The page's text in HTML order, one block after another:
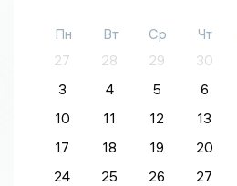
Пн Вт Ср Чт
27
28 29 30
3
4 5 6
10
11 12 13
17
18 19 20
24
25 26 27